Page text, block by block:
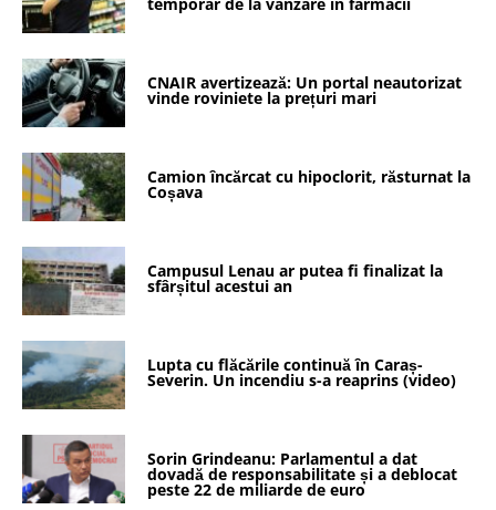
CNAIR avertizează: Un portal neautorizat
vinde roviniete la prețuri mari
Camion încărcat cu hipoclorit, răsturnat la
Coșava
Campusul Lenau ar putea fi finalizat la
sfârșitul acestui an
Lupta cu flăcările continuă în Caraș-
Severin. Un incendiu s-a reaprins (video)
Sorin Grindeanu: Parlamentul a dat
dovadă de responsabilitate și a deblocat
peste 22 de miliarde de euro